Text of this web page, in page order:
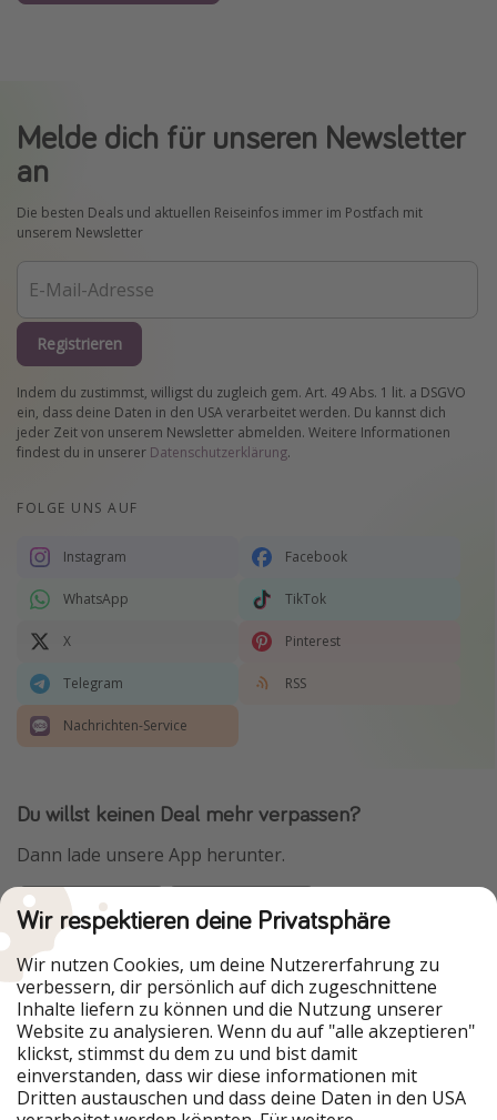
Melde dich für unseren Newsletter
an
Die besten Deals und aktuellen Reiseinfos immer im Postfach mit
unserem Newsletter
Registrieren
Indem du zustimmst, willigst du zugleich gem. Art. 49 Abs. 1 lit. a DSGVO
ein, dass deine Daten in den USA verarbeitet werden. Du kannst dich
jeder Zeit von unserem Newsletter abmelden. Weitere Informationen
findest du in unserer Datenschutzerklärung.
FOLGE UNS AUF
Instagram Facebook
WhatsApp TikTok
X Pinterest
Telegram RSS
Nachrichten-Service
Du willst keinen Deal mehr verpassen?
Dann lade unsere App herunter.
Urlaubspiraten ist Teil der HolidayPirates Group
Unsere Märkte
PiratinViaggio
HolidayPirates
VakantiePiraten
WakacyjniPiraci
VoyagesPirates
Ferienpiraten
Urlaubspiraten
ViajerosPiratas
Wir respektieren deine Privatsphäre
Wir nutzen Cookies, um deine Nutzererfahrung zu
verbessern, dir persönlich auf dich zugeschnittene
Inhalte liefern zu können und die Nutzung unserer
Website zu analysieren. Wenn du auf "alle akzeptieren"
klickst, stimmst du dem zu und bist damit
einverstanden, dass wir diese informationen mit
Dritten austauschen und dass deine Daten in den USA